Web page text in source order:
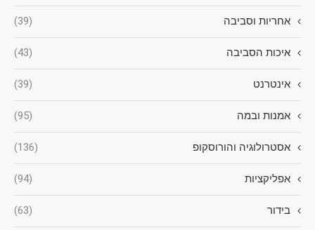
אחריות וסביבה (39)
איכות הסביבה (43)
אינטרנט (39)
אמנות ובמה (95)
אסטרולוגיה והורוסקופ (136)
אפליקציות (94)
בידור (63)